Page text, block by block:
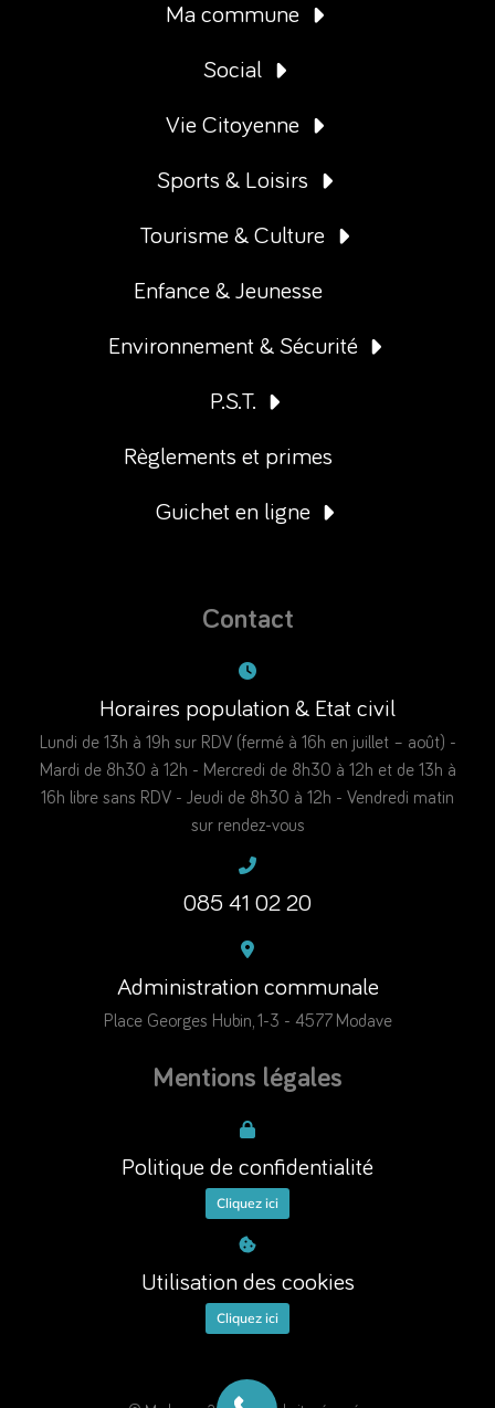
Ma commune
Social
Vie Citoyenne
Sports & Loisirs
Tourisme & Culture
Enfance & Jeunesse
Environnement & Sécurité
P.S.T.
Règlements et primes
Guichet en ligne
Contact
Horaires population & Etat civil
Lundi de 13h à 19h sur RDV (fermé à 16h en juillet – août) -
Mardi de 8h30 à 12h - Mercredi de 8h30 à 12h et de 13h à
16h libre sans RDV - Jeudi de 8h30 à 12h - Vendredi matin
sur rendez-vous
085 41 02 20
Administration communale
Place Georges Hubin, 1-3 - 4577 Modave
Mentions légales
Politique de confidentialité
Cliquez ici
Utilisation des cookies
Cliquez ici